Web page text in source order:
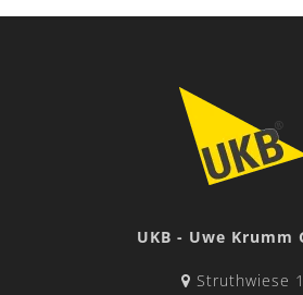
UKB - Uwe Krumm
Struthwiese 1